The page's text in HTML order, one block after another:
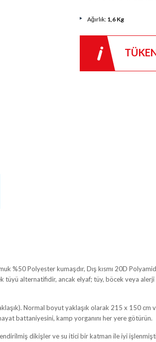
Ağırlık: 1,6 Kg
%50 Polyester kumaşdır, Dış kısmı 20D
alternatifidir, ancak elyaf; tüy, böcek veya alerji
Normal boyut yaklaşık olarak 215 x 150 cm
battaniyesini, kamp yorganını her yere götürün.
dikişler ve su itici bir katman ile iyi